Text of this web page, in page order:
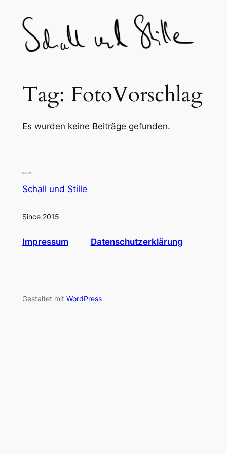
content
Tag: FotoVorschlag
Es wurden keine Beiträge gefunden.
Schall und Stille
Since 2015
Impressum Datenschutzerklärung
Gestaltet mit WordPress